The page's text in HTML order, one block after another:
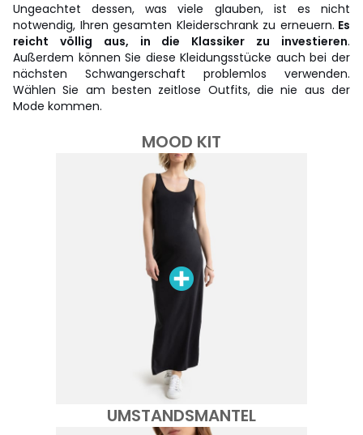
Ungeachtet dessen, was viele glauben, ist es nicht
notwendig, Ihren gesamten Kleiderschrank zu erneuern. Es
reicht völlig aus, in die Klassiker zu investieren.
Außerdem können Sie diese Kleidungsstücke auch bei der
nächsten Schwangerschaft problemlos verwenden.
Wählen Sie am besten zeitlose Outfits, die nie aus der
Mode kommen.
MOOD KIT
UMSTANDSMANTEL